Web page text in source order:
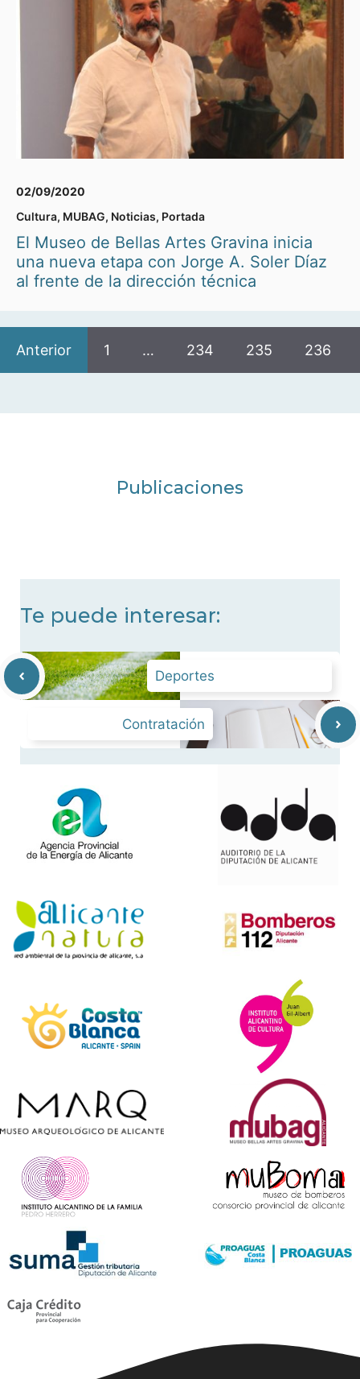
02/09/2020
Cultura, MUBAG, Noticias, Portada
El Museo de Bellas Artes Gravina inicia
una nueva etapa con Jorge A. Soler Díaz
al frente de la dirección técnica
Anterior 1 … 234 235 236
Publicaciones
Te puede interesar:
Deportes
Contratación